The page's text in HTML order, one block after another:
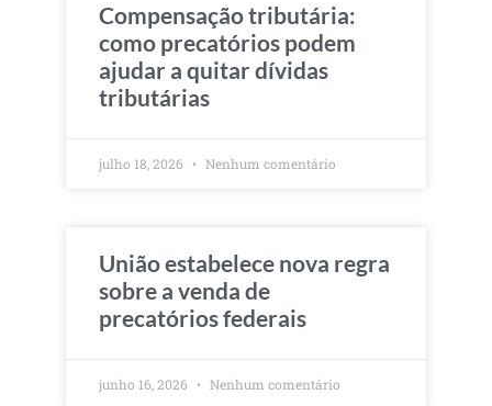
Compensação tributária:
como precatórios podem
ajudar a quitar dívidas
tributárias
julho 18, 2026 Nenhum comentário
União estabelece nova regra
sobre a venda de
precatórios federais
junho 16, 2026 Nenhum comentário